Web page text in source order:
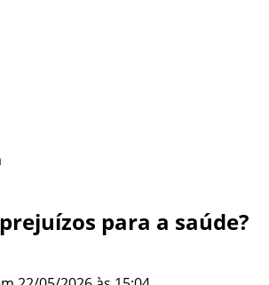
para a saúde?